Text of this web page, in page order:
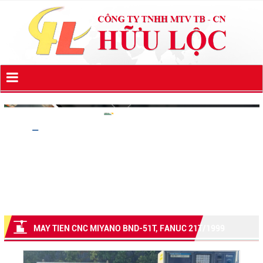
MAY TIEN CNC MIYANO BND-51T, FANUC 21T/1999